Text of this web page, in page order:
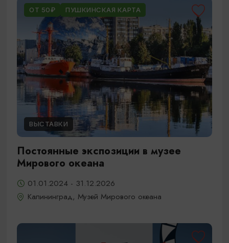
ОТ 50₽ ПУШКИНСКАЯ КАРТА
ВЫСТАВКИ
Постоянные экспозиции в музее
Мирового океана
01.01.2024 - 31.12.2026
Калининград, Музей Мирового океана